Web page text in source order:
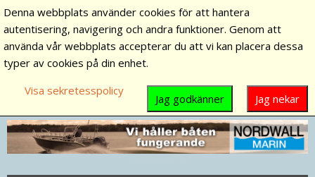
Denna webbplats använder cookies för att hantera
autentisering, navigering och andra funktioner. Genom att
använda vår webbplats accepterar du att vi kan placera dessa
typer av cookies på din enhet.
Visa sekretesspolicy
Jag nekar
Jag godkänner